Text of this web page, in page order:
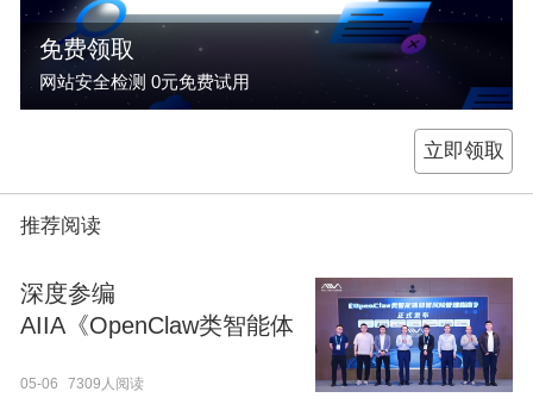
免费领取
网站安全检测 0元免费试用
立即领取
推荐阅读
深度参编
AIIA《OpenClaw类智能体
安全引领智能体安全新范
05-06 7309人阅读